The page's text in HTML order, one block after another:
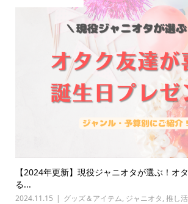
【2024年更新】現役ジャニオタが選ぶ！オ
る...
2024.11.15 グッズ＆アイテム, ジャニオタ, 推し活